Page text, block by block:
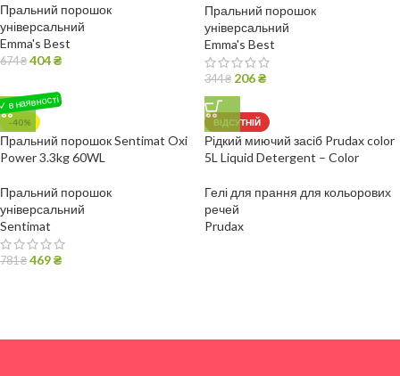
Пральний порошок
універсальний
Emma's Best
674₴ 404₴
Пральний порошок
універсальний
Emma's Best
344₴ 206₴
-40%
Пральний порошок Sentimat Oxi
Power 3.3kg 60WL
Пральний порошок
універсальний
Sentimat
781₴ 469₴
ВІДСУТНІЙ
Рідкий миючий засіб Prudax color
5L Liquid Detergent – Color
Гелі для прання для кольорових
речей
Prudax